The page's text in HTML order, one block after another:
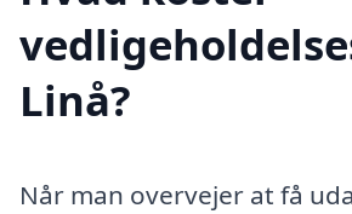
Linå?
Når man overvejer at få